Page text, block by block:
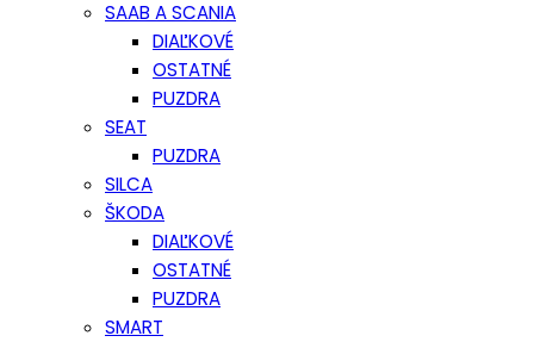
SAAB A SCANIA
DIAĽKOVÉ
OSTATNÉ
PUZDRA
SEAT
PUZDRA
SILCA
ŠKODA
DIAĽKOVÉ
OSTATNÉ
PUZDRA
SMART